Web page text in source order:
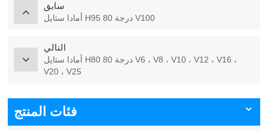
سابق
أمادا ستايل H95 80 درجة V100
التالي
أمادا ستايل H80 80 درجة V6 ، V8 ، V10 ، V12 ، V16 ،
V20 ، V25
فئات المنتج